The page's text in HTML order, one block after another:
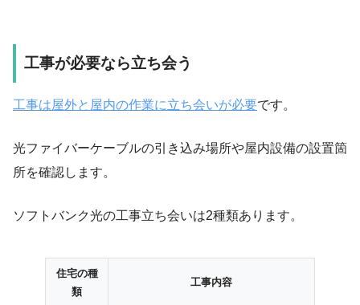
工事が必要なら立ち会う
工事は屋外と屋内の作業に立ち会いが必要です。
光ファイバーケーブルの引き込み場所や屋内設備の設置箇
所を確認します。
ソフトバンク光の工事立ち会いは2種類あります。
住宅の種
類
工事内容